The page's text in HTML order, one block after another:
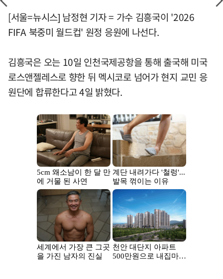
[서울=뉴시스] 남정현 기자 = 가수 김흥국이 '2026
FIFA 북중미 월드컵' 원정 응원에 나선다.
김흥국은 오는 10일 인천국제공항을 통해 출국해 미국
로스앤젤레스로 향한 뒤 멕시코로 넘어가 현지 교민 응
원단에 합류한다고 4일 밝혔다.